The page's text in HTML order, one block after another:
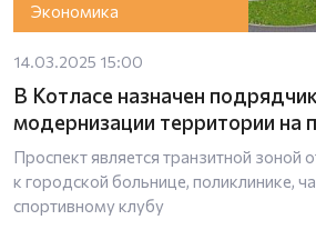
Экономика
14.03.2025 15:00
В Котласе назначен
модернизации территории на
Проспект является транзитной зоной
к городской больнице, поликлинике,
спортивному клубу